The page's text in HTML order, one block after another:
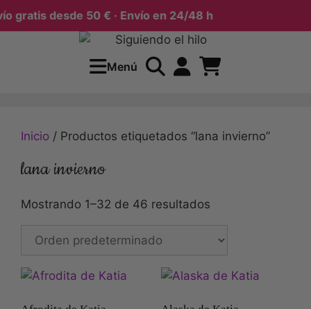
desde 50 € · Envío en 24/48 h
Menú
Inicio / Productos etiquetados “lana invierno”
lana invierno
Mostrando 1–32 de 46 resultados